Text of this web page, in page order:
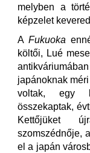
melyben a
képzelet
A Fukuoka
költői, Lué
japánoknak
voltak, egy
összekaptak,
Kettőjüket
szomszédnője,
el a japán